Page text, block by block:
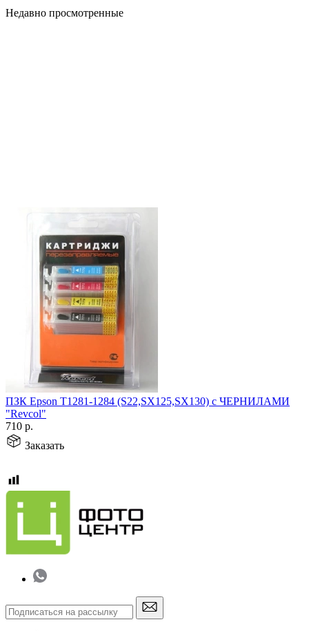
Недавно просмотренные
ПЗК Epson Т1281-1284 (S22,SX125,SX130) с ЧЕРНИЛАМИ
"Revcol"
710 р.
Заказать